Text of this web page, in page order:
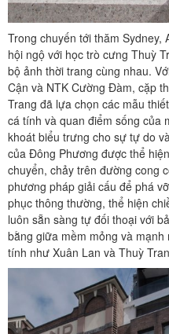
Trong chuyến tới thăm Sydney,
hội ngộ với học trò cưng Thuỳ
bộ ảnh thời trang cùng nhau.
Cận và NTK Cường Đàm, cặp
Trang đã lựa chọn các mẫu
cá tính và quan điểm sống của
khoát biểu trưng cho sự tự do
của Đông Phương được thể
chuyển, chảy trên đường cong
phương pháp giải cấu để phá
phục thông thường, thể hiện
luôn sẵn sàng tự đối thoại với
bằng giữa mềm mỏng và
tính như Xuân Lan và Thuỳ